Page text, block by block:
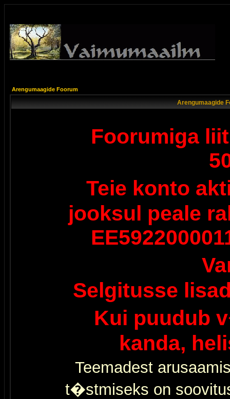
Arengumaagide Foorum
Arengumaagide
Foorumiga
Teie konto
jooksul peale
Selgitusse
Kui puudub
kanda,
Teemadest
t�stmiseks on